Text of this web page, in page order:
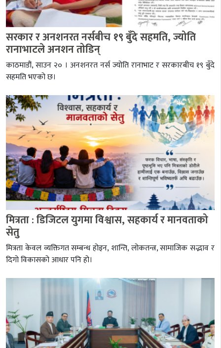
सरकार र अनशनरत नर्सबीच १९ बुँदे सहमति, ज्योति
रानाभाटले अनशन तोडिन्
काठमाडौं, साउन २० । अनशनरत नर्स ज्योति रानाभाट र सरकारबीच १९ बुँदे
सहमति भएको छ।
मित्रता : डिजिटल युगमा विश्वास, सहकार्य र मानवताको
सेतु
मित्रता केवल व्यक्तिगत सम्बन्ध होइन, शान्ति, लोकतन्त्र, सामाजिक सद्भाव र
दिगो विकासको आधार पनि हो।